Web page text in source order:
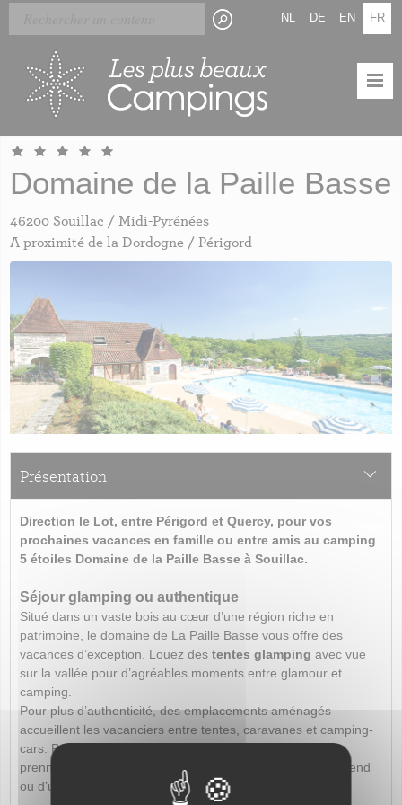
Skip
main
FR
EN
DE
NL
Domaine de la Paille Basse
46200 Souillac / Midi-Pyrénées
A proximité de la Dordogne / Périgord
Présentation
Direction le Lot, entre Périgord et Quercy, pour vos
prochaines vacances en famille ou entre amis au camping
5 étoiles Domaine de la Paille Basse à Souillac.
Séjour glamping ou authentique
Situé dans un vaste bois au cœur d’une région riche en
patrimoine, le domaine de La Paille Basse vous offre des
vacances d’exception. Louez destentes glamping avec vue
sur la vallée pour d’agréables moments entre glamour et
camping.
Pour plus d’authenticité, des emplacements aménagés
accueillent les vacanciers entre tentes, caravanes et camping-
cars. Pour plus de confort, des
prennent le relais pour vous accueillir le temps d’un week-end
ou d’un séjour dans le Lot.
Panneau de gestion des cookies